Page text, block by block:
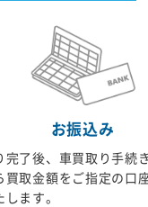
お振込み
完了後、車買取り手続
買取金額をご指定の口
ます。